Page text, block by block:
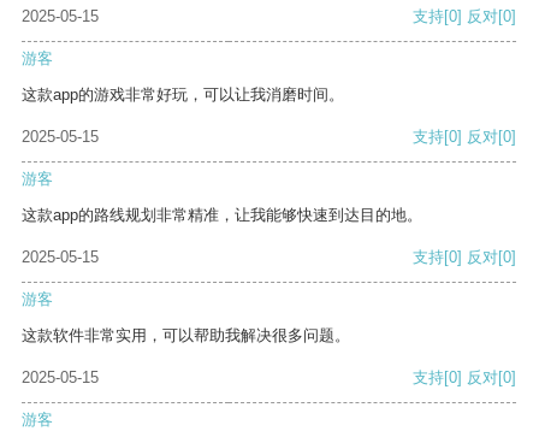
2025-05-15 支持[0] 反对[0]
游客
这款app的游戏非常好玩，可以让我消磨时间。
2025-05-15 支持[0] 反对[0]
游客
这款app的路线规划非常精准，让我能够快速到达目的地。
2025-05-15 支持[0] 反对[0]
游客
这款软件非常实用，可以帮助我解决很多问题。
2025-05-15 支持[0] 反对[0]
游客